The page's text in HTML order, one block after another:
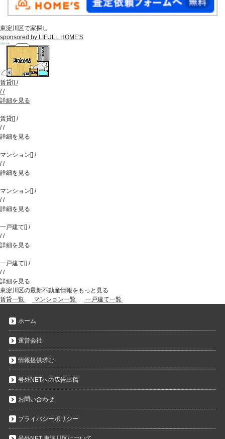
東淀川区で家探し
sponsored by LIFULL HOME'S
賃貸[] /
//
詳細を見る
賃貸[] /
//
詳細を見る
マンション[] /
//
詳細を見る
マンション[] /
//
詳細を見る
一戸建て[] /
//
詳細を見る
一戸建て[] /
//
詳細を見る
東淀川区の最新不動産情報をもっと見る
賃貸一覧
マンション一覧 一戸建て一覧
ホーム
運営会社
情報提供求む
号外NETへの広告出稿
お問い合わせ
プライバシーポリシー